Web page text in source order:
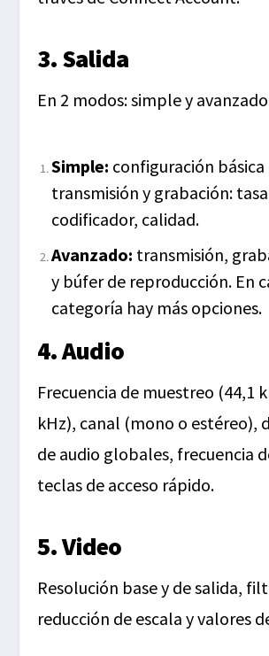
3. Salida
En 2 modos: simple y
Simple: configuración básica
transmisión y grabación:
codificador, calidad.
Avanzado: transmisión,
y búfer de reproducción. En
categoría hay más opciones.
4. Audio
Frecuencia de muestreo (44,1
kHz), canal (mono o estéreo),
de audio globales, frecuencia
teclas de acceso rápido.
5. Video
Resolución base y de salida,
reducción de escala y valores